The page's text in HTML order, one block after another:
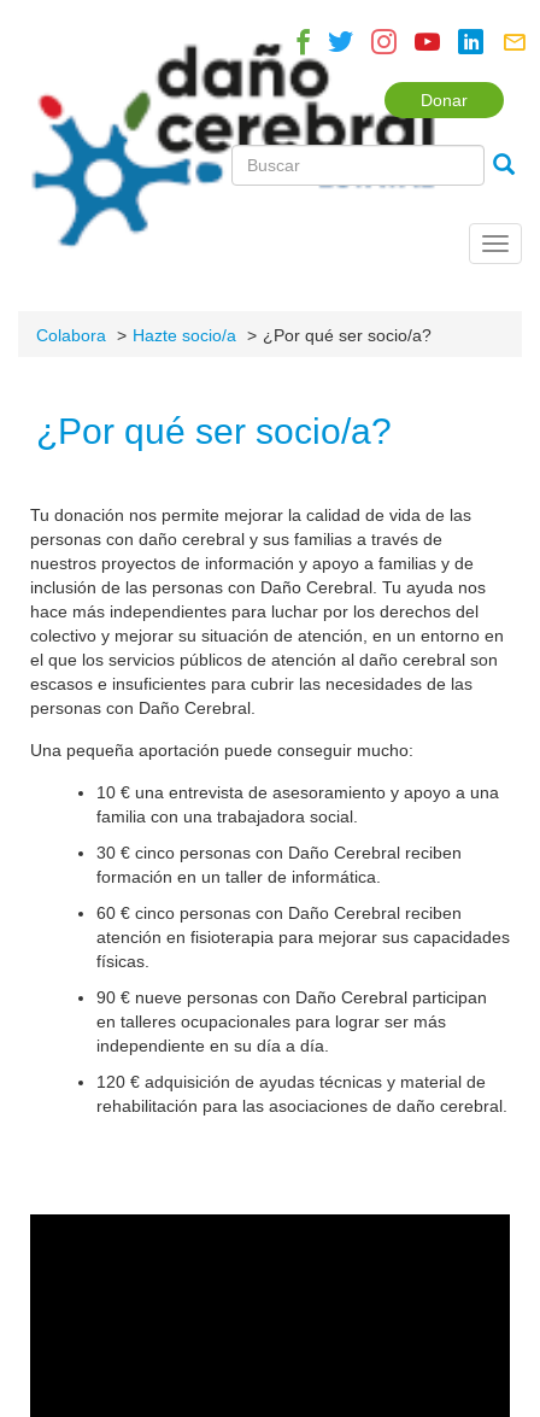
Donar
Colabora Hazte socio/a ¿Por qué ser socio/a?
¿Por qué ser socio/a?
Tu donación nos permite mejorar la calidad de vida de las
personas con daño cerebral y sus familias a través de
nuestros proyectos de información y apoyo a familias y de
inclusión de las personas con Daño Cerebral. Tu ayuda nos
hace más independientes para luchar por los derechos del
colectivo y mejorar su situación de atención, en un entorno en
el que los servicios públicos de atención al daño cerebral son
escasos e insuficientes para cubrir las necesidades de las
personas con Daño Cerebral.
Una pequeña aportación puede conseguir mucho:
10 € una entrevista de asesoramiento y apoyo a una
familia con una trabajadora social.
30 € cinco personas con Daño Cerebral reciben
formación en un taller de informática.
60 € cinco personas con Daño Cerebral reciben
atención en fisioterapia para mejorar sus capacidades
físicas.
90 € nueve personas con Daño Cerebral participan
en talleres ocupacionales para lograr ser más
independiente en su día a día.
120 € adquisición de ayudas técnicas y material de
rehabilitación para las asociaciones de daño cerebral.